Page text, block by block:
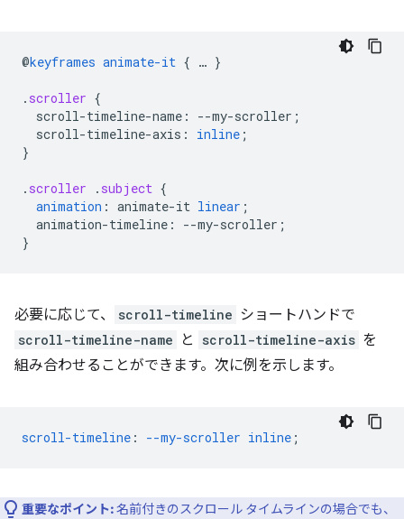
@keyframes animate-it { … }
. scroller {
scroll-timeline-name : --my-scroller ;
scroll-timeline-axis : inline ;
}
. scroller . subject {
animation : animate-it linear ;
animation-timeline : --my-scroller ;
}
必要に応じて、 scroll-timeline ショートハンドで
scroll-timeline-name と scroll-timeline-axis を
組み合わせることができます。次に例を示します。
scroll-timeline : --my-scroller inline ;
重要なポイント:名前付きのスクロール タイムラインの場合でも、